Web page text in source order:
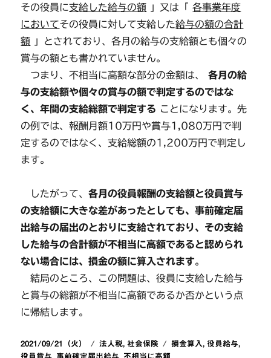
その役員に支給した給与の額 」又は「各事業年度
においてその役員に対して支給した給与の額の合計
額 」とされており、各月の給与の支給額とも個々の
賞与の額とも書かれていません。
つまり、不相当に高額な部分の金額は、各月の給
与の支給額や個々の賞与の額で判定するのではな
く、年間の支給総額で判定する ことになります。先
の例では、報酬月額10万円や賞与1,080万円で判
定するのではなく、支給総額の1,200万円で判定し
ます。
したがって、各月の役員報酬の支給額と役員賞与
の支給額に大きな差があったとしても、事前確定届
出給与の届出のとおりに支給されており、その支給
した給与の合計額が不相当に高額であると認められ
ない場合には、損金の額に算入されます。
結局のところ、この問題は、役員に支給した給与
と賞与の総額が不相当に高額であるか否かという点
に帰結します。
投
稿
2021/09/21（火）
カ
テ
法人税,社会保険
タ
損金算入,役員給与,